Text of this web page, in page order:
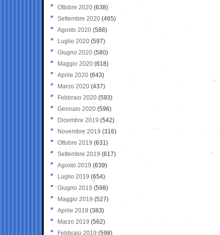
Ottobre 2020 (638)
Settembre 2020(465)
Agosto 2020 (588)
Luglio 2020 (597)
Giugno 2020 (580)
Maggio 2020 (618)
Aprile 2020 (643)
Marzo 2020 (437)
Febbraio 2020 (593)
Gennaio 2020 (596)
Dicembre 2019 (542)
Novembre 2019 (316)
Ottobre 2019 (631)
Settembre 2019 (617)
Agosto 2019 (639)
Luglio 2019 (654)
Giugno 2019 (598)
Maggio 2019 (527)
Aprile 2019 (383)
Marzo 2019 (562)
Febbraio 2019 (598)